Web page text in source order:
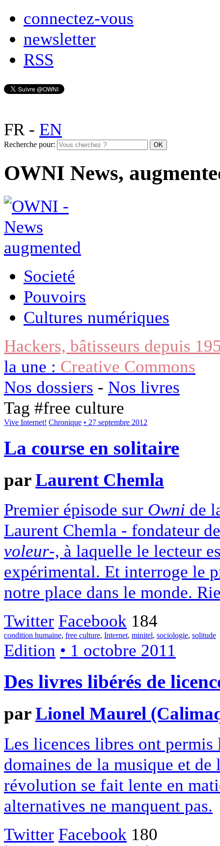
connectez-vous
newsletter
RSS
FR- EN
Recherche pour:
OWNI News,
Societé
Pouvoirs
Cultures numériques
Hackers, bâtisseurs depuis
la une : Creative Commons
Nos dossiers - Nos livres
Tag #free culture
Vive Internet! Chronique • 27 septembre 2012
La course en solitaire
parLaurent Chemla
Premier épisode sur Owni de
Laurent Chemla - fondateur
voleur-, à laquelle le lecteur
expérimental. Et interroge le
notre place dans le monde.
Twitter Facebook 184
condition humaine, free culture, Internet, minitel, sociologie, solitude
Edition • 1 octobre 2011
Des livres libérés de
parLionel Maurel
Les licences libres ont permis
domaines de la musique et
révolution se fait lente en
alternatives ne manquent pas.
Twitter Facebook 180